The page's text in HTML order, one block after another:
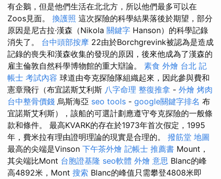
有企鵝，但是他們生活在北北方，所以他們最多可以在
Zoos見面。 換護照 這次探險的科學結果落後於期望，部分
原因是尼古拉·漢森（Nikola 關鍵字 Hanson）的科學記錄
消失了。 台中頭部按摩 22由於Borchgrevink被認為是造成
記錄的喪失和漢森收集的發現的原因，後來他成為了漢森的
雇主倫敦自然科學博物館的重大辯論。 素食 外燴 台北 記
帳士 考試內容 球道由夸克探險隊組織起來，因此參與費和
憲章飛行（布宜諾斯艾利斯 八字命理 整復推拿 - 外燴 烤肉
台中整骨價錢 烏斯海亞 seo tools - google關鍵字排名 布
宜諾斯艾利斯），該船的可選計劃應遵守夸克探險的一般條
款和條件。 最高KVARK的存在於1973年首次假定，1995
年，費米拉有理由證明理論的現實是合理的。 撥筋堂 地圖
最高的尖端是Vinson 下午茶外燴 記帳士 推薦書 Mount，
其尖端比Mont 台胞證基隆 seo軟體 外燴 意思 Blanc的峰
高4892米，Mont 搜索 Blanc的峰值只需攀登4808米即